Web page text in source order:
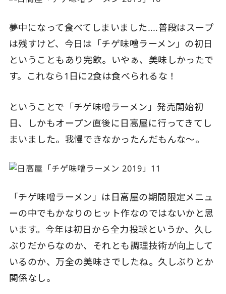
夢中になって食べてしまいました‥‥普段はスープ
は残すけど、今日は「チゲ味噌ラーメン」の初日
ということもあり完飲。いやぁ、美味しかったで
す。これなら1日に2食は食べられるな！
ということで「チゲ味噌ラーメン」発売開始初
日、しかもオープン直後に日高屋に行ってきてし
まいました。我慢できなかったんだもんな〜。
「チゲ味噌ラーメン」は日高屋の期間限定メニュ
ーの中でもかなりのヒット作なのではないかと思
います。今年は初日から全力投球というか、久し
ぶりだからなのか、それとも調理技術が向上して
いるのか、万全の美味さでしたね。久しぶりとか
関係なし。